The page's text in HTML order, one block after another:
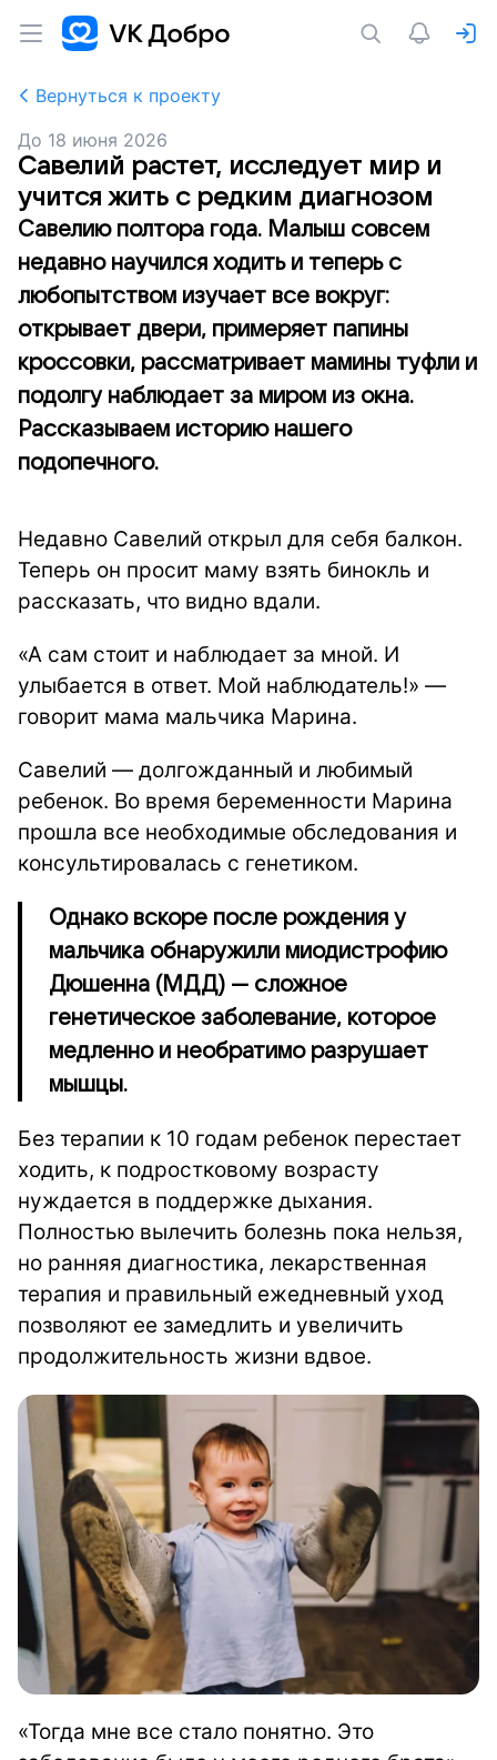
Вернуться к проекту
До 18 июня 2026
Савелий растет, исследует мир и
учится жить с редким диагнозом
Савелию полтора года. Малыш совсем
недавно научился ходить и теперь с
любопытством изучает все вокруг:
открывает двери, примеряет папины
кроссовки, рассматривает мамины туфли и
подолгу наблюдает за миром из окна.
Рассказываем историю нашего
подопечного.
Недавно Савелий открыл для себя балкон.
Теперь он просит маму взять бинокль и
рассказать, что видно вдали.
«А сам стоит и наблюдает за мной. И
улыбается в ответ. Мой наблюдатель!» —
говорит мама мальчика Марина.
Савелий — долгожданный и любимый
ребенок. Во время беременности Марина
прошла все необходимые обследования и
консультировалась с генетиком.
Однако вскоре после рождения у
мальчика обнаружили миодистрофию
Дюшенна (МДД) — сложное
генетическое заболевание, которое
медленно и необратимо разрушает
мышцы.
Без терапии к 10 годам ребенок перестает
ходить, к подростковому возрасту
нуждается в поддержке дыхания.
Полностью вылечить болезнь пока нельзя,
но ранняя диагностика, лекарственная
терапия и правильный ежедневный уход
позволяют ее замедлить и увеличить
продолжительность жизни вдвое.
«Тогда мне все стало понятно. Это